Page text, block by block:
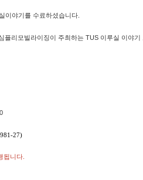
이야기를 수료하셨습니다.
리모빌라이징이 주최하는 TUS 이루실 이야
27)
됩니다.